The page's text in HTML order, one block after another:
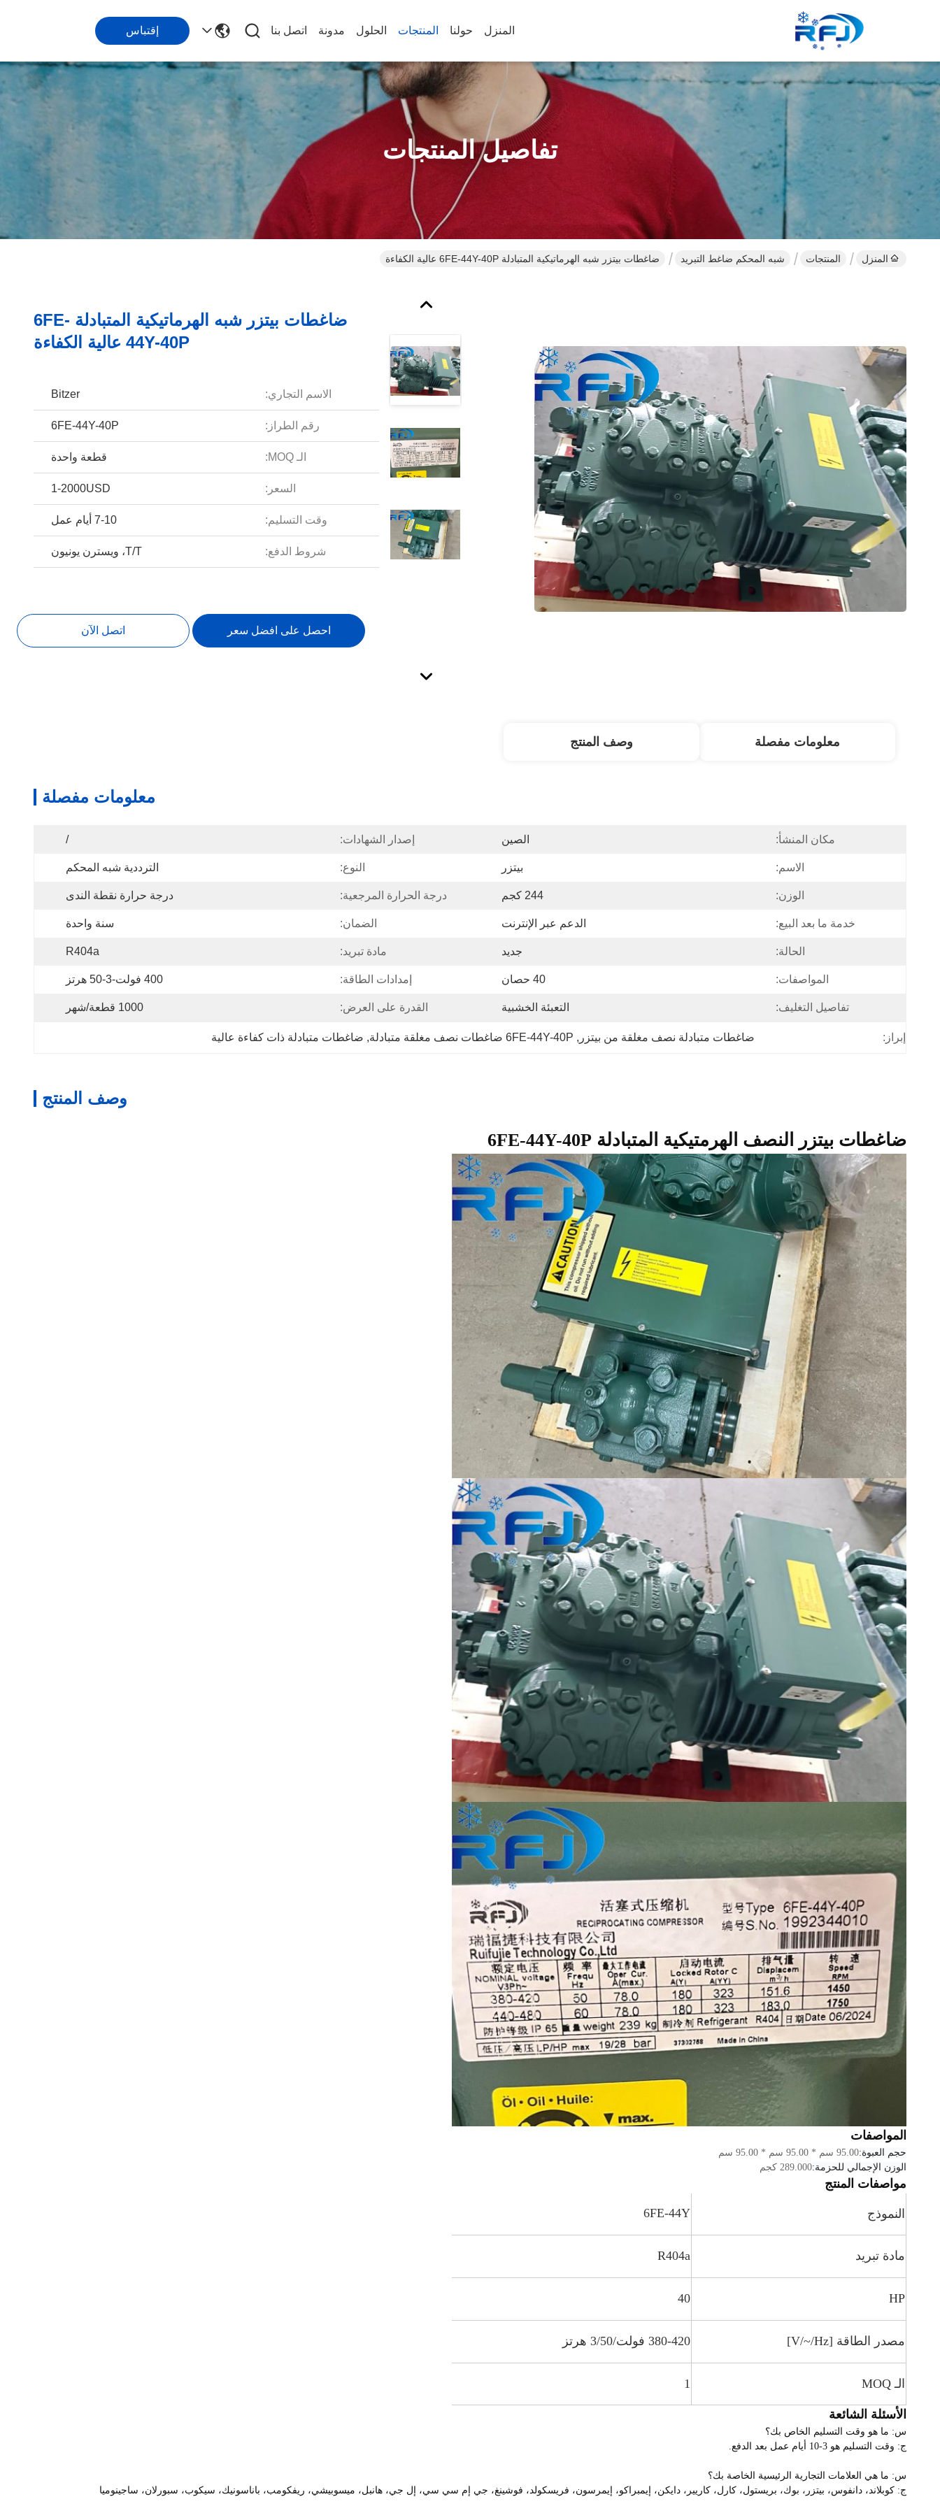
المنزل حولنا المنتجات الحلول مدونة اتصل بنا إقتباس
تفاصيل المنتجات
المنزل المنتجات شبه المحكم ضاغط التبريد ضاغطات بيتزر شبه الهرماتيكية المتبادلة 6FE-44Y-40P عالية الكفاءة
ضاغطات بيتزر شبه الهرماتيكية المتبادلة 6FE-
44Y-40P عالية الكفاءة
الاسم التجاري: Bitzer
رقم الطراز: 6FE-44Y-40P
الـ MOQ: قطعة واحدة
السعر: 1-2000USD
وقت التسليم: 7-10 أيام عمل
شروط الدفع: T/T، ويسترن يونيون
احصل على افضل سعر اتصل الآن
معلومات مفصلة وصف المنتج
معلومات مفصلة
مكان المنشأ: الصين إصدار الشهادات: /
الاسم: بيتزر النوع: الترددية شبه المحكم
الوزن: 244 كجم درجة الحرارة المرجعية: درجة حرارة نقطة الندى
خدمة ما بعد البيع: الدعم عبر الإنترنت الضمان: سنة واحدة
الحالة: جديد مادة تبريد: R404a
المواصفات: 40 حصان إمدادات الطاقة: 400 فولت-3-50 هرتز
تفاصيل التغليف: التعبئة الخشبية القدرة على العرض: 1000 قطعة/شهر
إبراز: ضاغطات متبادلة نصف مغلقة من بيتزر , 6FE-44Y-40P ضاغطات نصف مغلقة متبادلة , ضاغطات متبادلة ذات كفاءة عالية
وصف المنتج
ضاغطات بيتزر النصف الهرمتيكية المتبادلة 6FE-44Y-40P
المواصفات
حجم العبوة:95.00 سم * 95.00 سم * 95.00 سم
الوزن الإجمالي للحزمة:289.000 كجم
مواصفات المنتج
النموذج 6FE-44Y
مادة تبريد R404a
HP
40
مصدر الطاقة [V/~/Hz] 380-420 فولت/3/50 هرتز
الـ MOQ 1
الأسئلة الشائعة
س: ما هو وقت التسليم الخاص بك؟
ج: وقت التسليم هو 3-10 أيام عمل بعد الدفع.
س: ما هي العلامات التجارية الرئيسية الخاصة بك؟
ج: كوبلاند، دانفوس، بيتزر، بوك، بريستول، كارل، كاريير، دايكن، إيمبراكو، إيمرسون، فريسكولد، فوشينغ، جي إم سي سي، إل جي، هانبل، ميسوبيشي، ريفكومب، باناسونيك، سيكوب، سبورلان، ساجينوميا